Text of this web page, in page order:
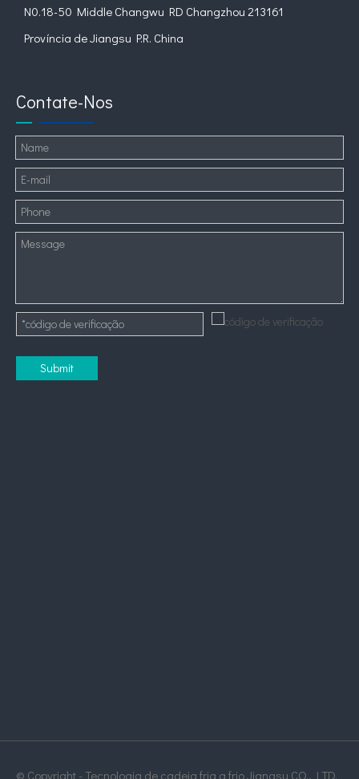
N0.18-50 Middle Changwu RD Changzhou 213161
Província de Jiangsu P.R. China
Contate-Nos
Submit
© Copyright - Tecnologia de cadeia fria a frio Jiangsu CO., LTD.